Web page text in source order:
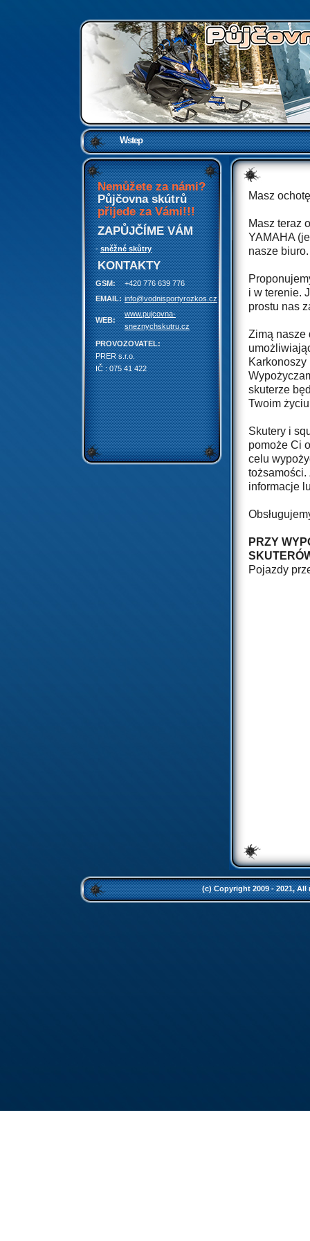
Masz
Masz teraz
YAMAHA
nasze biuro.
i w terenie.
prostu nas
Zimą nasze
skuterze
Twoim
Skutery i
pomoże Ci
celu
tożsamości.
informacje
PRZY
Pojazdy
Nemůžete za námi?
Půjčovna skútrů
přijede za Vámi!!!
ZAPŮJČÍME VÁM
-sněžné skůtry
KONTAKTY
GSM:
+420 776 639 776
EMAIL: info@vodnisportyrozkos.cz
WEB:
www.pujcovna-
sneznychskutru.cz
PROVOZOVATEL:
PRER s.r.o.
IČ : 075 41 422
(c) Copyright 2009 - 2021,
Wstep